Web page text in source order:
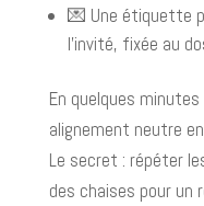
💌 Une étiquette
l’invité, fixée au
En quelques
alignement neutre
Le secret : répéter
des chaises pour un